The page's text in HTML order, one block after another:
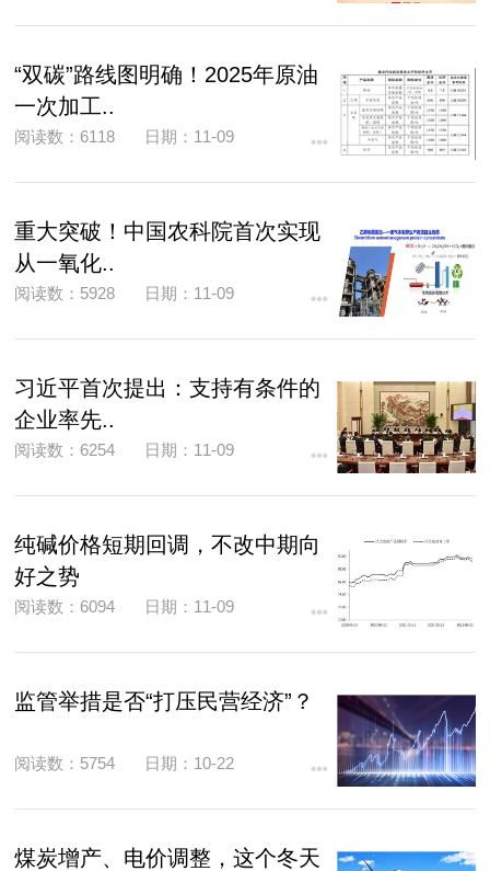
“双碳”路线图明确！2025年原油
一次加工..
阅读数：6118 日期：11-09
重大突破！中国农科院首次实现
从一氧化..
阅读数：5928 日期：11-09
习近平首次提出：支持有条件的
企业率先..
阅读数：6254 日期：11-09
纯碱价格短期回调，不改中期向
好之势
阅读数：6094 日期：11-09
监管举措是否“打压民营经济”？
阅读数：5754 日期：10-22
煤炭增产、电价调整，这个冬天